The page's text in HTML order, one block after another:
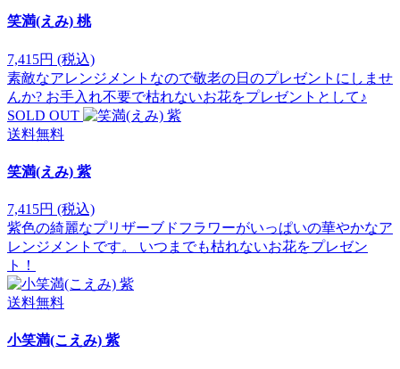
笑満(えみ) 桃
7,415円 (税込)
素敵なアレンジメントなので敬老の日のプレゼントにしませ
んか? お手入れ不要で枯れないお花をプレゼントとして♪
SOLD OUT
送料無料
笑満(えみ) 紫
7,415円 (税込)
紫色の綺麗なプリザーブドフラワーがいっぱいの華やかなア
レンジメントです。 いつまでも枯れないお花をプレゼン
ト！
送料無料
小笑満(こえみ) 紫